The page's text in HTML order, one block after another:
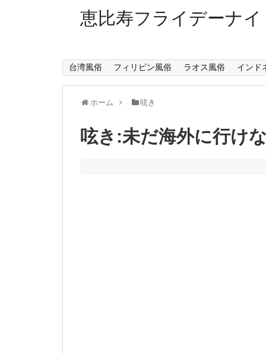
恵比寿フライデーナイ
台湾風俗 フィリピン風俗 ラオス風俗 インド
ホーム 呟き
呟き:未だ海外に行け